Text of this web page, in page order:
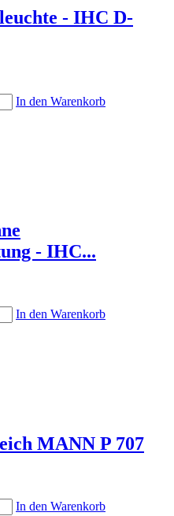
- IHC D-
In den Warenkorb
- IHC...
In den Warenkorb
MANN P 707
In den Warenkorb